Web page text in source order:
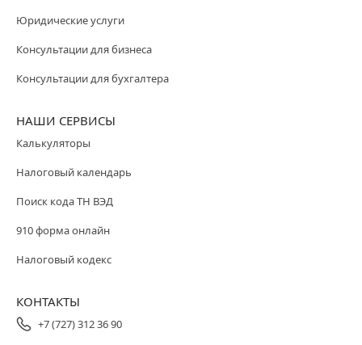
Юридические услуги
Консультации для бизнеса
Консультации для бухгалтера
НАШИ СЕРВИСЫ
Калькуляторы
Налоговый календарь
Поиск кода ТН ВЭД
910 форма онлайн
Налоговый кодекс
КОНТАКТЫ
+7 (727) 312 36 90